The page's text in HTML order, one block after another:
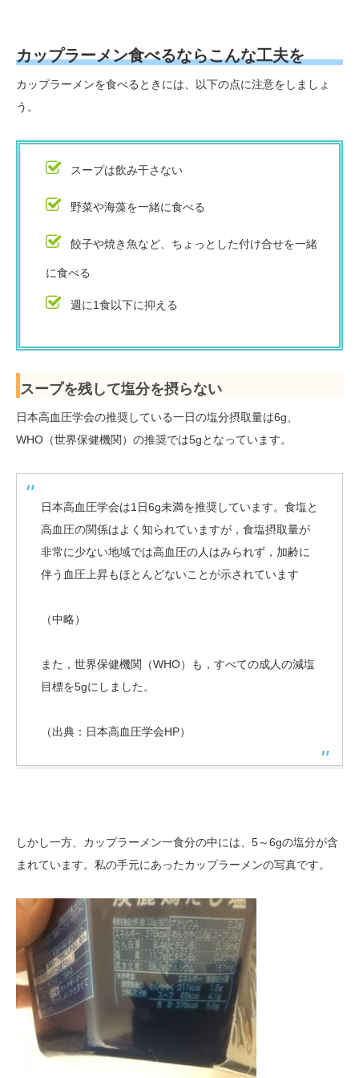
カップラーメン食べるならこんな工夫を
カップラーメンを食べるときには、以下の点に注意をしましょ
う。
スープは飲み干さない
野菜や海藻を一緒に食べる
餃子や焼き魚など、ちょっとした付け合せを一緒
に食べる
週に1食以下に抑える
スープを残して塩分を摂らない
日本高血圧学会の推奨している一日の塩分摂取量は6g、
WHO（世界保健機関）の推奨では5gとなっています。
日本高血圧学会は1日6g未満を推奨しています。食塩と
高血圧の関係はよく知られていますが，食塩摂取量が
非常に少ない地域では高血圧の人はみられず，加齢に
伴う血圧上昇もほとんどないことが示されています
（中略）
また，世界保健機関（WHO）も，すべての成人の減塩
目標を5gにしました。
（出典：日本高血圧学会HP）
しかし一方、カップラーメン一食分の中には、5～6gの塩分が含
まれています。私の手元にあったカップラーメンの写真です。